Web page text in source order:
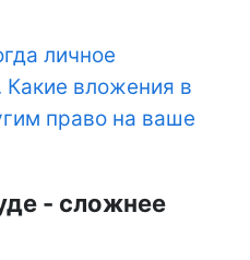
личное
Какие вложения в
право на ваше
- сложнее